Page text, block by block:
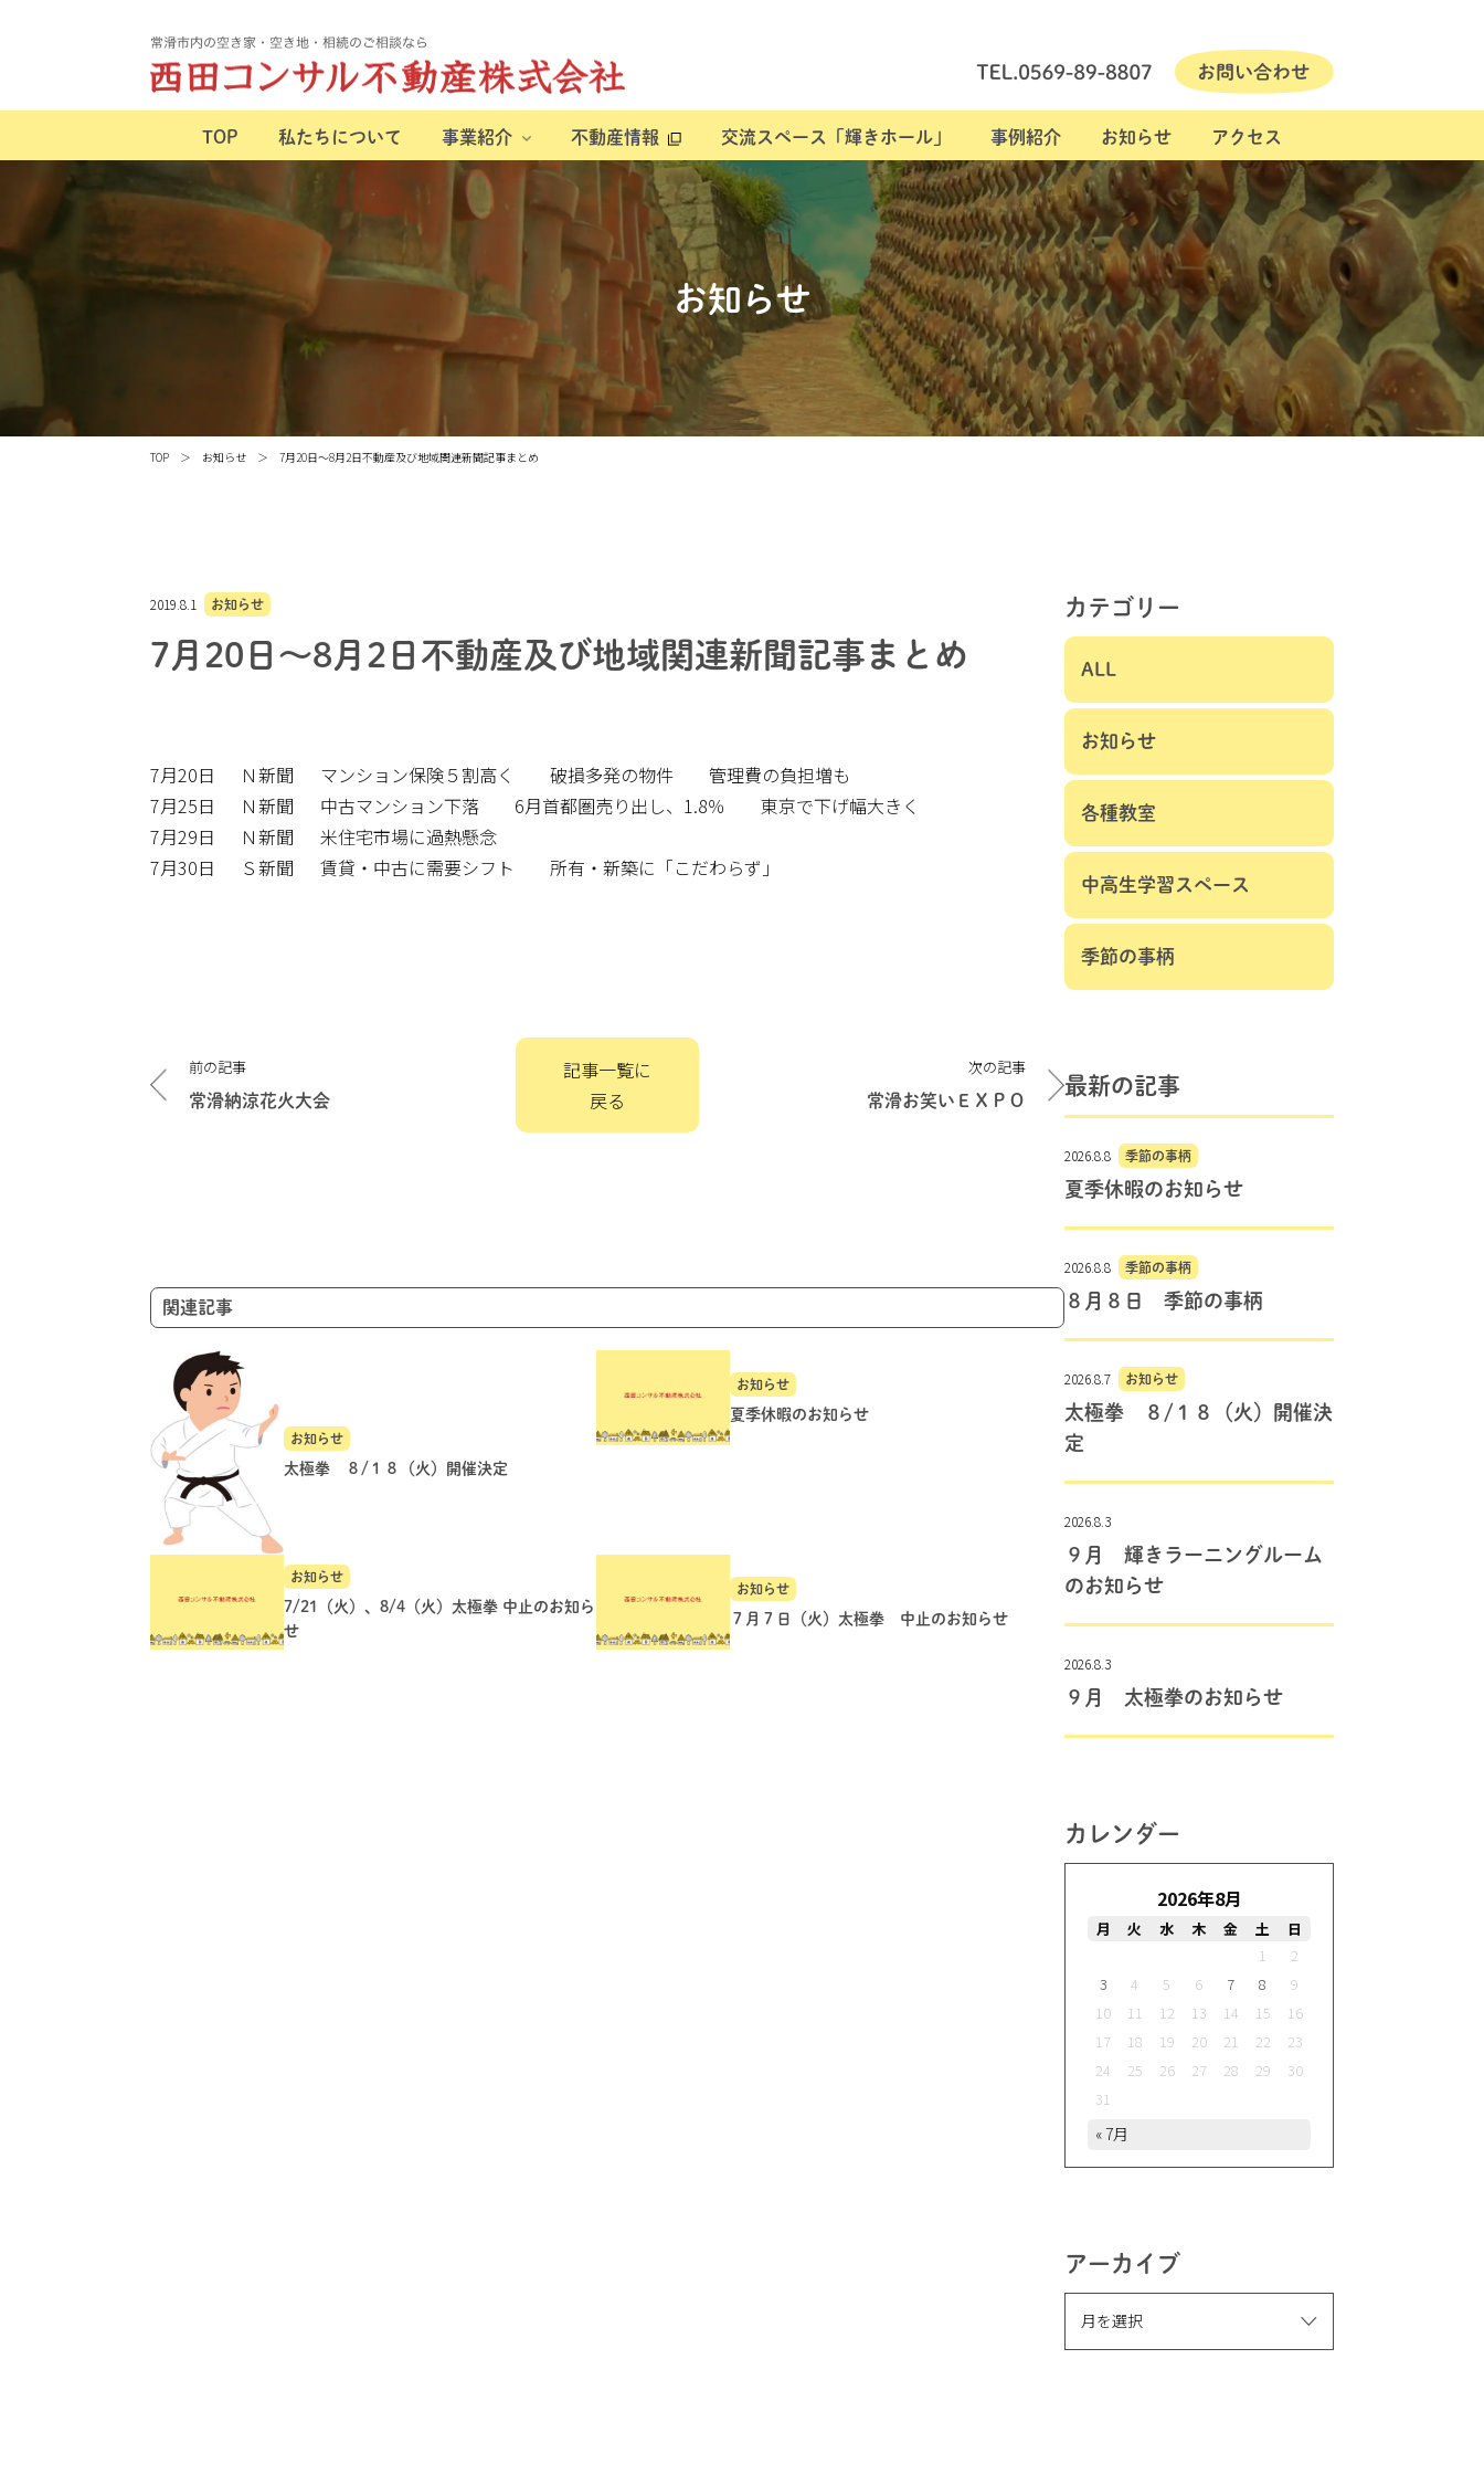
TOP 私たちについて 事業紹介 不動産情報 交流スペース「輝きホール」 事例紹介 お知らせ アクセス
お知らせ
TOP お知らせ 7月20日～8月2日不動産及び地域関連新聞記事まとめ
2019.8.1 お知らせ
7月20日～8月2日不動産及び地域関連新聞記事まとめ
7月20日 Ｎ新聞
マンション保険５割高く 破損多発の物件 管理費の負担増も
7月25日
Ｎ新聞
中古マンション下落 6月首都圏売り出し、1.8％ 東京で下げ幅大きく
7月29日
Ｎ新聞
米住宅市場に過熱懸念
7月30日
Ｓ新聞 賃貸・中古に需要シフト 所有・新築に「こだわらず」
稿
ナ
前の記事
常滑納涼花火大会
記事一覧に
戻る
次の記事
常滑お笑いＥＸＰＯ
関連記事
お知らせ
太極拳 ８/１８（火）開催決定
お知らせ
夏季休暇のお知らせ
お知らせ
7/21（火）、8/4（火）太極拳 中止のお知ら
せ
お知らせ
７月７日（火）太極拳 中止のお知らせ
カテゴリー
ALL
お知らせ
各種教室
中高生学習スペース
季節の事柄
最新の記事
2026.8.8 季節の事柄
夏季休暇のお知らせ
2026.8.8 季節の事柄
８月８日 季節の事柄
2026.8.7 お知らせ
太極拳 ８/１８（火）開催決
定
2026.8.3
９月 輝きラーニングルーム
のお知らせ
2026.8.3
９月 太極拳のお知らせ
カレンダー
2026年8月
月 火 水 木 金 土
日
1
2
3
4 5 6 7 8
9
10
11 12 13 14 15
16
17
18 19 20 21 22
23
24
25 26 27 28 29
30
31
« 7月
アーカイブ